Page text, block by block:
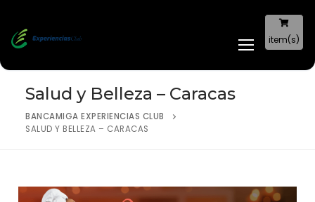
item(s)
Salud y Belleza – Caracas
BANCAMIGA EXPERIENCIAS CLUB
SALUD Y BELLEZA – CARACAS